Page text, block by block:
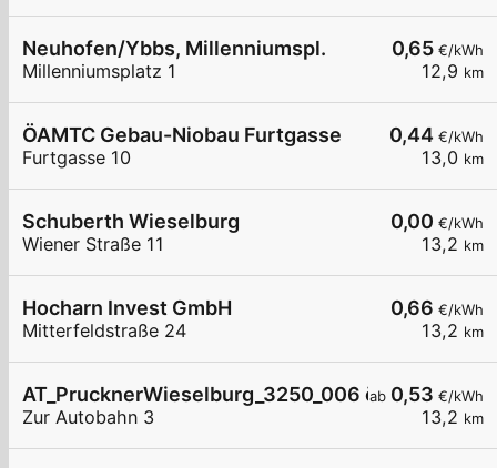
0,65 €/kWh
12,9 km
Neuhofen/Ybbs, Millenniumspl.
Millenniumsplatz 1
0,44 €/kWh
13,0 km
ÖAMTC Gebau-Niobau Furtgasse
Furtgasse 10
0,00 €/kWh
13,2 km
Schuberth Wieselburg
Wiener Straße 11
0,66 €/kWh
13,2 km
Hocharn Invest GmbH
Mitterfeldstraße 24
ab 0,53 €/kWh
13,2 km
AT_PrucknerWieselburg_3250_006 öffentlich
Zur Autobahn 3